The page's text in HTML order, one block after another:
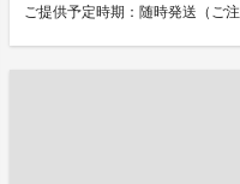
ご提供予定時期：随時発送（ご